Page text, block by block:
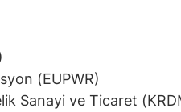
(EUPWR)
Sanayi ve Ticaret